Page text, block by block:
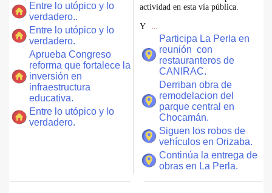
Entre lo utópico y lo
verdadero..
Entre lo utópico y lo
verdadero.
Aprueba Congreso
reforma que fortalece la
inversión en
infraestructura
educativa.
Entre lo utópico y lo
verdadero.
actividad en esta vía pública.
Y
Participa La Perla en
reunión con
restauranteros de
CANIRAC.
Derriban obra de
remodelacion del
parque central en
Chocamán.
Siguen los robos de
vehículos en Orizaba.
Continúa la entrega de
obras en La Perla.